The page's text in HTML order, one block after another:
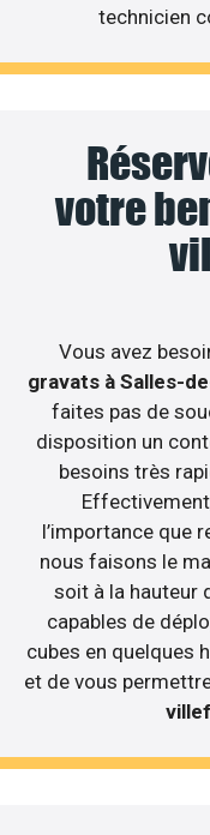
technicien
votre
Vous avez
gravats à Salles-
faites pas de
disposition un
besoins très
l’importance que
nous faisons le
soit à la hauteur
capables de
cubes en quelques
et de vous